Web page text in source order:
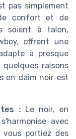
pas simplement
confort et de
soient à talon,
offrent une
à presque
raisons
en daim noir est
:Le noir, en
avec
vous portiez des